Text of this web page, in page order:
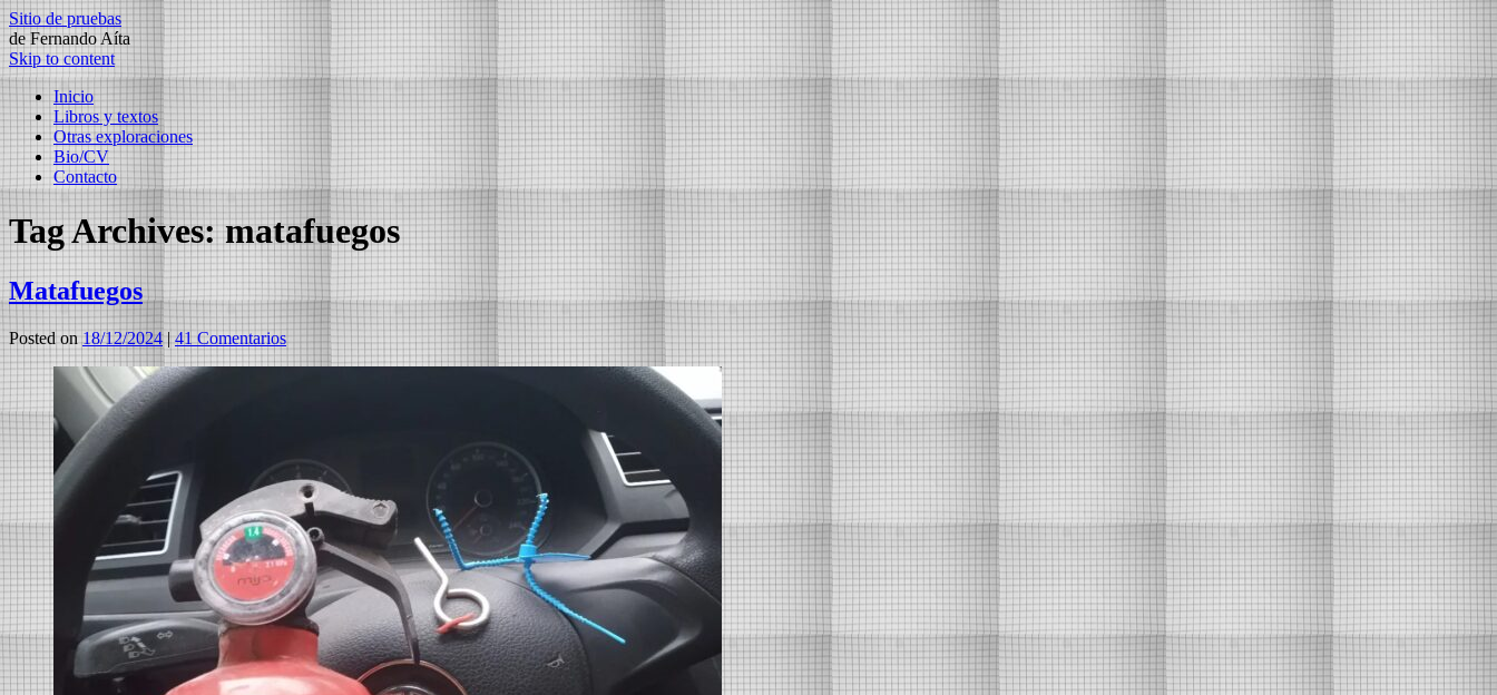
Sitio de pruebas
de Fernando Aíta
Skip to content
Inicio
Libros y textos
Otras exploraciones
Bio/CV
Contacto
Tag Archives:matafuegos
Matafuegos
Posted on 18/12/2024 | 41 Comentarios